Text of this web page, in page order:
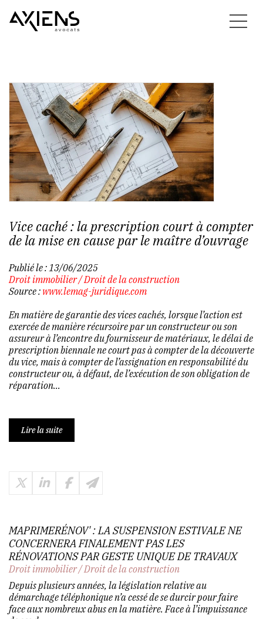
Vice caché : la prescription court à compter
de la mise en cause par le maître d’ouvrage
Publié le : 13/06/2025
Droit immobilier/Droit de la construction
Source : www.lemag-juridique.com
En matière de garantie des vices cachés, lorsque l’action est
exercée de manière récursoire par un constructeur ou son
assureur à l’encontre du fournisseur de matériaux, le délai de
prescription biennale ne court pas à compter de la découverte
du vice, mais à compter de l’assignation en responsabilité du
constructeur ou, à défaut, de l’exécution de son obligation de
réparation...
Lire la suite
MAPRIMERÉNOV' : LA SUSPENSION ESTIVALE NE
CONCERNERA FINALEMENT PAS LES
RÉNOVATIONS PAR GESTE UNIQUE DE TRAVAUX
Droit immobilier/Droit de la construction
Depuis plusieurs années, la législation relative au
démarchage téléphonique n’a cessé de se durcir pour faire
face aux nombreux abus en la matière. Face à l’impuissance